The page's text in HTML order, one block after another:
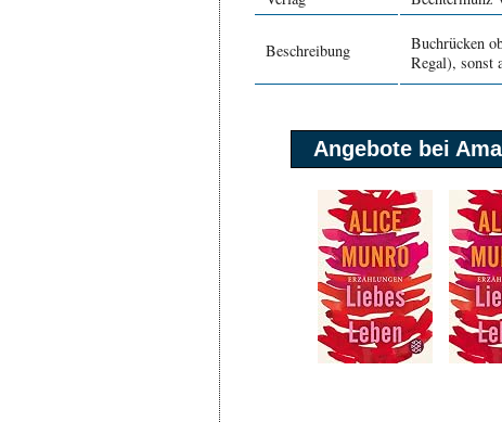
Beschreibung
Buchrücken
Regal), sonst
Angebote bei